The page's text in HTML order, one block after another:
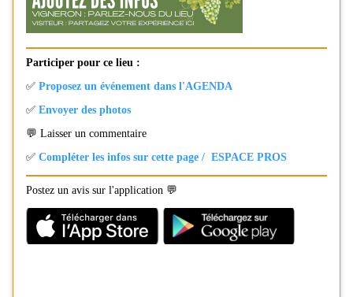
Participer pour ce lieu :
✅ Proposez un événement dans l'AGENDA
✅ Envoyer des photos
💬 Laisser un commentaire
✅ Compléter les infos sur cette page / ESPACE PROS
Postez un avis sur l'application 💬